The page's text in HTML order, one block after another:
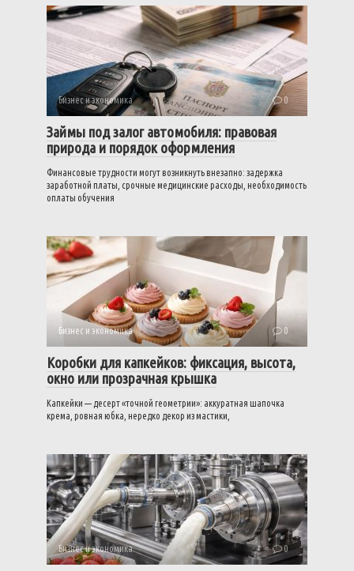
Бизнес и экономика 0
Займы под залог автомобиля: правовая
природа и порядок оформления
Финансовые трудности могут возникнуть внезапно: задержка
заработной платы, срочные медицинские расходы, необходимость
оплаты обучения
Бизнес и экономика 0
Коробки для капкейков: фиксация, высота,
окно или прозрачная крышка
Капкейки — десерт «точной геометрии»: аккуратная шапочка
крема, ровная юбка, нередко декор из мастики,
Бизнес и экономика 0